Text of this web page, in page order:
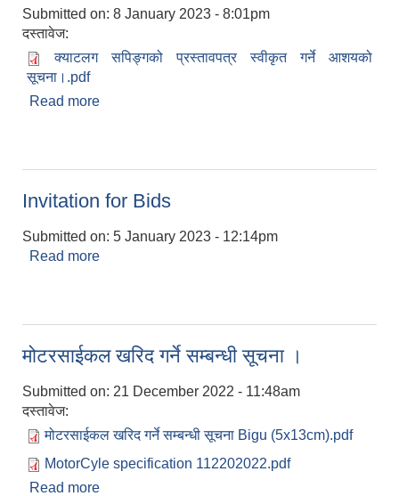
Submitted on: 8 January 2023 - 8:01pm
दस्तावेज:
क्याटलग सपिङ्गको प्रस्तावपत्र स्वीकृत गर्ने आशयको
सूचना।.pdf
Read more
Invitation for Bids
Submitted on: 5 January 2023 - 12:14pm
Read more
मोटरसाईकल खरिद गर्ने सम्बन्धी सूचना ।
Submitted on: 21 December 2022 - 11:48am
दस्तावेज:
मोटरसाईकल खरिद गर्ने सम्बन्धी सूचना Bigu (5x13cm).pdf
MotorCyle specification 112202022.pdf
Read more